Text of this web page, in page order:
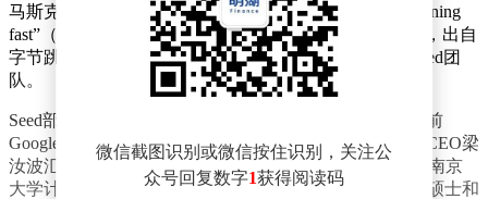
马斯克在转发有关SeeDance的评论时感慨道：“It's happening
fast”（发展速度太快了）。这款引发广泛关注的AI产品，出自
字节跳动旗下专门为大模型研究设立的核心部门——Seed团
队。
Seed部门成立于2023年，目前团队规模已达上千人，由前
Google Fellow吴永辉博士领衔。吴永辉直接向字节跳动CEO梁
汝波汇报，是字节AI研发的关键负责人。他本科毕业于南京
大学计算机科学专业，后赴美国加州大学河滨分校攻读硕士和
微信截图识别或微信按住识别，关注公
众号回复数字1获得阅读码